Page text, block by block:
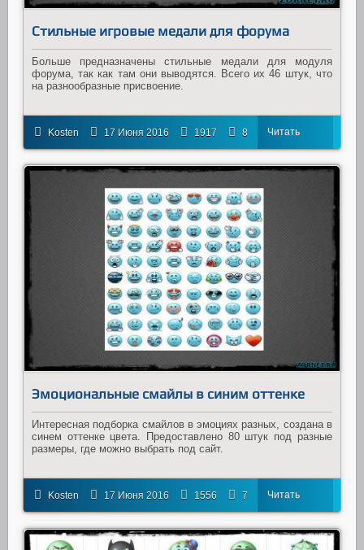
Стильные игровые медали для форума
Больше предназначены стильные медали для модуля
форума, так как там они выводятся. Всего их 46 штук, что
на разнообразные присвоение.
Kosten 17 Июня 2016 1917 8 Читать
далее
Эмоциональные смайлы в синим оттенке
Интересная подборка смайлов в эмоциях разных, создана в
синем оттенке цвета. Предоставлено 80 штук под разные
размеры, где можно выбрать под сайт.
Kosten 17 Июня 2016 1556 7 Читать
далее